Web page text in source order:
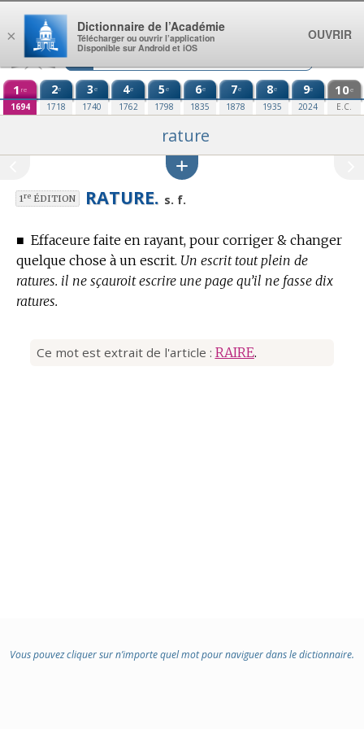
Aller au contenu
1 re
1694
2e
1718
3e
1740
4e
1762
5e
1798
6e
1835
7e
1878
8e
1935
9e
2024
10e
E.C.
rature
1reÉDITION RATURE. s. f.
■ Effaceure faite en rayant, pour corriger & changer
quelque chose à un escrit. Un escrit tout plein de
ratures. il ne sçauroit escrire une page qu’il ne fasse dix
ratures.
Ce mot est extrait de l'article : RAIRE.
Vous pouvez cliquer sur n’importe quel mot pour naviguer dans le dictionnaire.
×
Dictionnaire de l’Académie
Télécharger ou ouvrir l’application
Disponible sur Android et iOS
OUVRIR